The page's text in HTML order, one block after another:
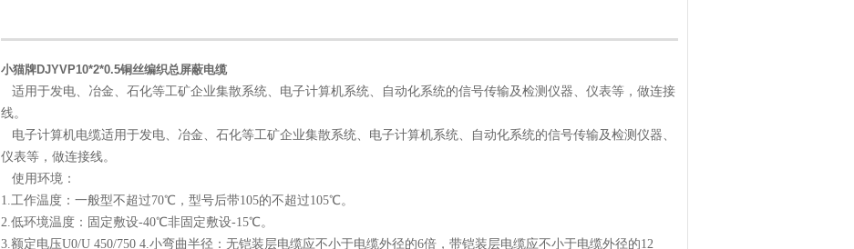
小猫牌DJYVP10*2*0.5铜丝编织总屏蔽电缆
适用于发电、冶金、石化等工矿企业集散系统、电子计算机系统、自动化系统的信号传输及检测仪器、仪表等，做连接
线。
电子计算机电缆适用于发电、冶金、石化等工矿企业集散系统、电子计算机系统、自动化系统的信号传输及检测仪器、
仪表等，做连接线。
使用环境：
1.工作温度：一般型不超过70℃，型号后带105的不超过105℃。
2.低环境温度：固定敷设-40℃非固定敷设-15℃。
3.额定电压U0/U 450/750 4.小弯曲半径：无铠装层电缆应不小于电缆外径的6倍，带铠装层电缆应不小于电缆外径的12